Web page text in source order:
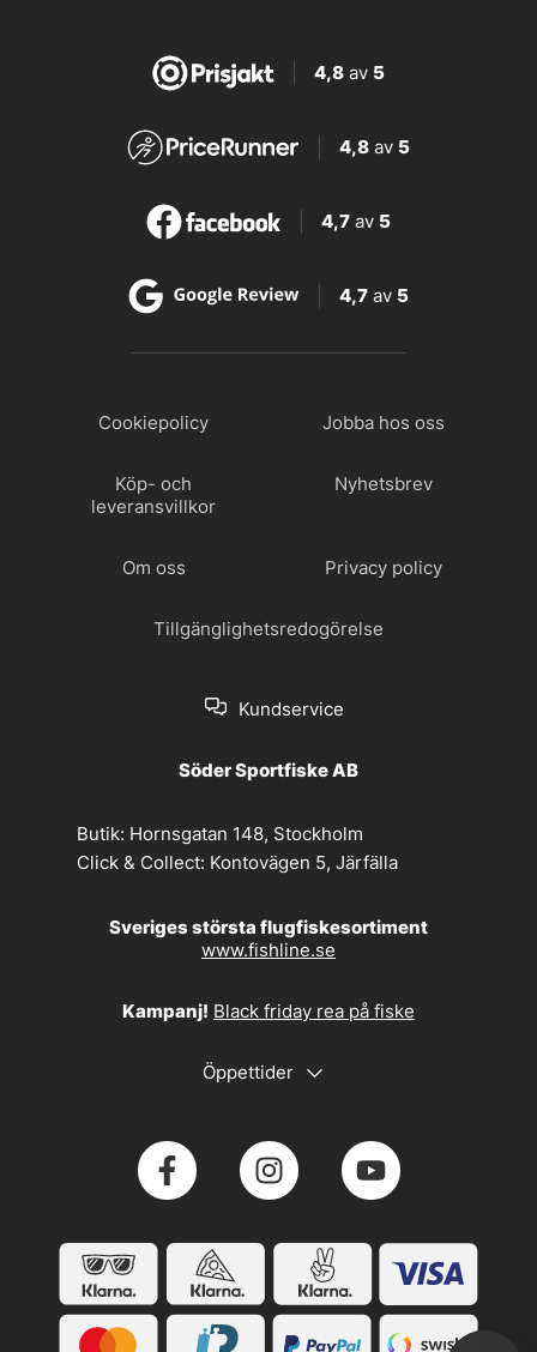
4,8av 5
4,8 av 5
4,7 av 5
4,7 av 5
Cookiepolicy Jobba hos oss
Köp- och
leveransvillkor
Nyhetsbrev
Om oss Privacy policy
Tillgänglighetsredogörelse
Kundservice
Söder Sportfiske AB
Butik: Hornsgatan 148, Stockholm
Click & Collect: Kontovägen 5, Järfälla
Sveriges största flugfiskesortiment
www.fishline.se
Kampanj! Black friday rea på fiske
Öppettider